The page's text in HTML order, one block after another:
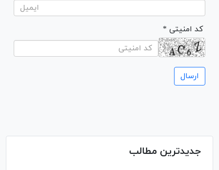
* کد امنیتی
جدیدترین مطالب